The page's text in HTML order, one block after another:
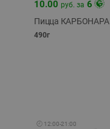
10.00 руб. за 6
Пицца КАРБОНАРА
490г
🕘 12:00-21:00